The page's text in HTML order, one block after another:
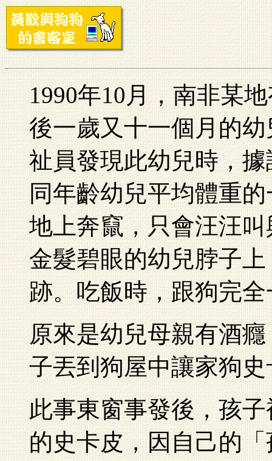
1990年10月，南非某
後一歲又十一個月的
祉員發現此幼兒時，
同年齡幼兒平均體重
地上奔竄，只會汪汪
金髮碧眼的幼兒脖子
跡。吃飯時，跟狗完
原來是幼兒母親有酒
子丟到狗屋中讓家狗
此事東窗事發後，孩
的史卡皮，因自己的